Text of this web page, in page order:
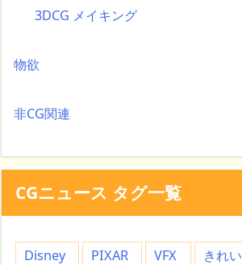
3DCG メイキング
物欲
非CG関連
CGニュース タグ一覧
Disney PIXAR VFX きれい